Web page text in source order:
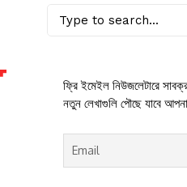
ফ্রি ইমেইল নিউজলেটারে
নতুন লেখাগুলি পৌছে যাবে